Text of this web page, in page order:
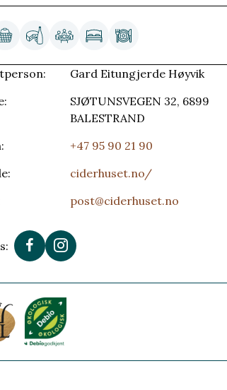
Gard Eitungjerde Høyvik
SJØTUNSVEGEN 32, 6899
BALESTRAND
+47 95 90 21 90
ciderhuset.no/
post@ciderhuset.no